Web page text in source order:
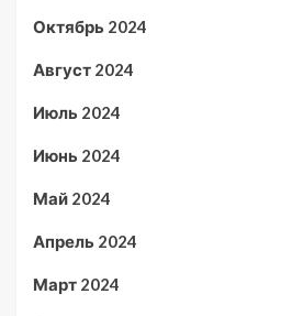
Октябрь 2024
Август 2024
Июль 2024
Июнь 2024
Май 2024
Апрель 2024
Март 2024